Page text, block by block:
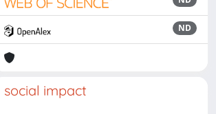
ND
social impact